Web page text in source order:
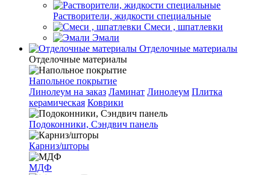
Растворители, жидкости специальные
Смеси , шпатлевки
Эмали
Отделочные материалы
Отделочные материалы
Напольное покрытие
Линолеум на заказ Ламинат Линолеум Плитка
керамическая Коврики
Подоконники, Сэндвич панель
Карниз/шторы
МДФ